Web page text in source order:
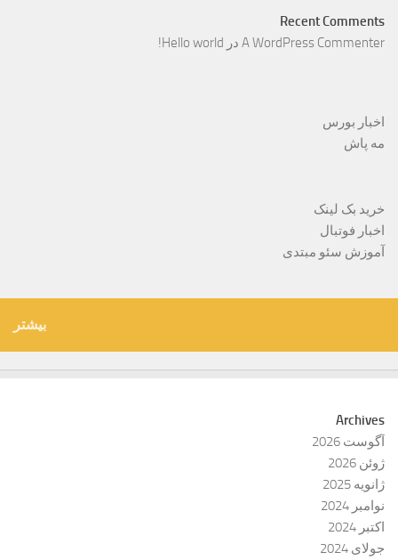
Recent Comments
A WordPress Commenter در Hello world!
اخبار بورس
مه پاش
خرید بک لینک
اخبار فوتبال
آموزش سئو مبتدی
بیشتر
Archives
آگوست 2026
ژوئن 2026
ژانویه 2025
نوامبر 2024
اکتبر 2024
جولای 2024